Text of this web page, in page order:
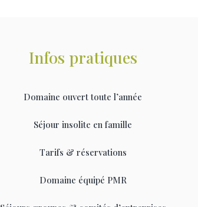
Infos pratiques
Domaine ouvert toute l’année
Séjour insolite en famille
Tarifs & réservations
Domaine équipé PMR